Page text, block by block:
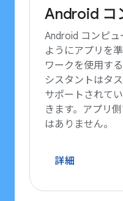
Android コ
Android コンピ
ようにアプリを
ワークを使用す
シスタントはタ
サポートされて
きます。アプリ
はありません。
詳細